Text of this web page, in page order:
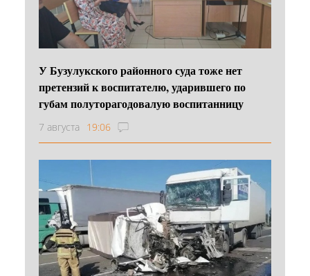
У Бузулукского районного суда тоже нет
претензий к воспитателю, ударившего по
губам полуторагодовалую воспитанницу
7 августа 19:06